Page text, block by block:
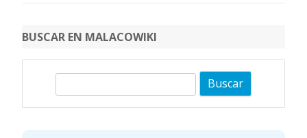
BUSCAR EN MALACOWIKI